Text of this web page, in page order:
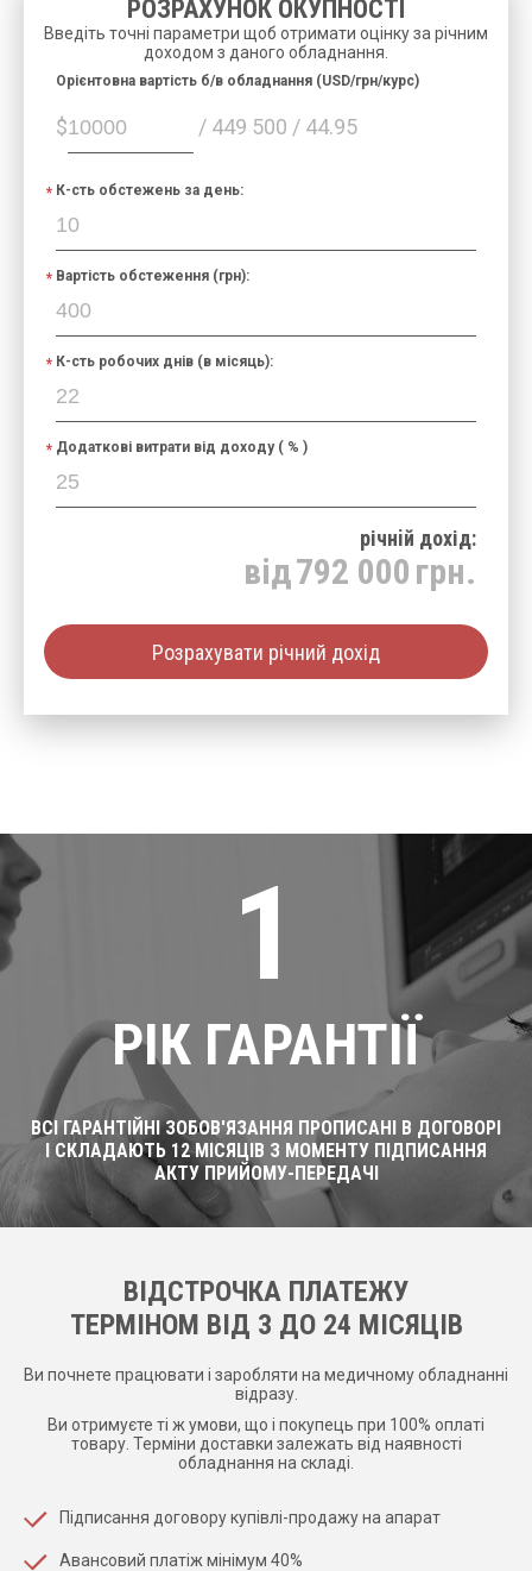
РОЗРАХУНОК ОКУПНОСТІ
Введіть точні параметри щоб отримати оцінку за річним
доходом з даного обладнання.
$ / 449 500 / 44.95
Орієнтовна вартість б/в обладнання (USD/грн/курс)
К-сть обстежень за день:
Вартість обстеження (грн):
К-сть робочих днів (в місяць):
Додаткові витрати від доходу ( % )
річнiй дохід:
від792 000 грн.
Розрахувати річний дохід
1
РІК ГАРАНТІЇ
ВСІ ГАРАНТІЙНІ ЗОБОВ'ЯЗАННЯ ПРОПИСАНІ В ДОГОВОРІ
І СКЛАДАЮТЬ 12 МІСЯЦІВ З МОМЕНТУ ПІДПИСАННЯ
АКТУ ПРИЙОМУ-ПЕРЕДАЧІ
ВІДСТРОЧКА ПЛАТЕЖУ
ТЕРМІНОМ ВІД 3 ДО 24 МІСЯЦІВ
Ви почнете працювати і заробляти на медичному обладнанні
відразу.
Ви отримуєте ті ж умови, що і покупець при 100% оплаті
товару. Терміни доставки залежать від наявності
обладнання на складі.
Підписання договору купівлі-продажу на апарат
Авансовий платіж мінімум 40%